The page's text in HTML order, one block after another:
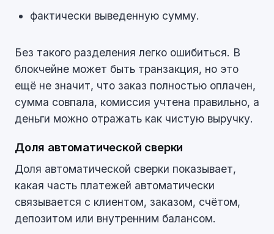
фактически выведенную сумму.
Без такого разделения легко ошибиться. В
блокчейне может быть транзакция, но это
ещё не значит, что заказ полностью оплачен,
сумма совпала, комиссия учтена правильно, а
деньги можно отражать как чистую выручку.
Доля автоматической сверки
Доля автоматической сверки показывает,
какая часть платежей автоматически
связывается с клиентом, заказом, счётом,
депозитом или внутренним балансом.